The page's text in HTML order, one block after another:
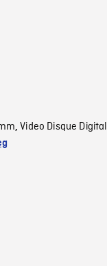
,Video Disque Digital